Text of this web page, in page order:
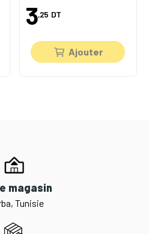
3,25 DT
Ajouter
magasin
Tunisie